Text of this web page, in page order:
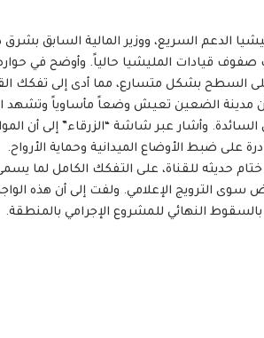
الدعم السريع، ووزير المالية السابق بشرق
صفوف قيادات المليشيا حالياً. وأوضح في
السطح بشكل متسارع، مما أدى إلى تفكك
بأن مدينة الضعين تعيش وضعاً مأساوياً وتشهد
وأشار عبر شاشة “الزرقاء” إلى أن
على ضبط الأوضاع الميدانية وحماية الأرواح.
حديثه للقناة، على التفكك الكامل لما
سوى الترويج الإعلامي. ولفت إلى أن هذه
النهائي للمشروع الإجرامي بالمنطقة.